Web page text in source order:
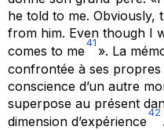
he told to me. Obviously,
from him. Even though I
comes to me
41
». La
confrontée à ses propres
conscience d’un autre
superpose au présent
dimension d’expérience
42
.